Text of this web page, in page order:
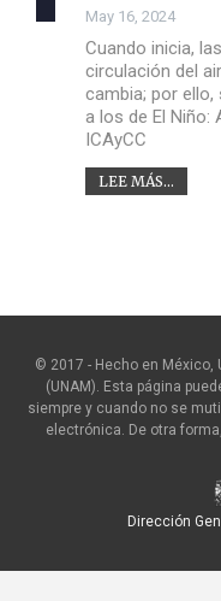
May 16, 2024
Cuando inicia,
circulación del
cambia; por
a los de El Niño:
ICAyCC
LEE MÁS...
© 2017 - Hecho en
(UNAM). Esta página
siempre y cuando no se
electrónica. De otra
Dirección